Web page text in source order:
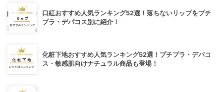
口紅おすすめ人気ランキング52選！落ちないリップをプチ
プラ・デパコス別に紹介！
化粧下地おすすめ人気ランキング52選！プチプラ・デパコ
ス・敏感肌向けナチュラル商品も登場！